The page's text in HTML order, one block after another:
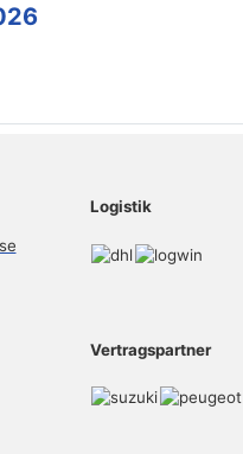
Logistik
Vertragspartner